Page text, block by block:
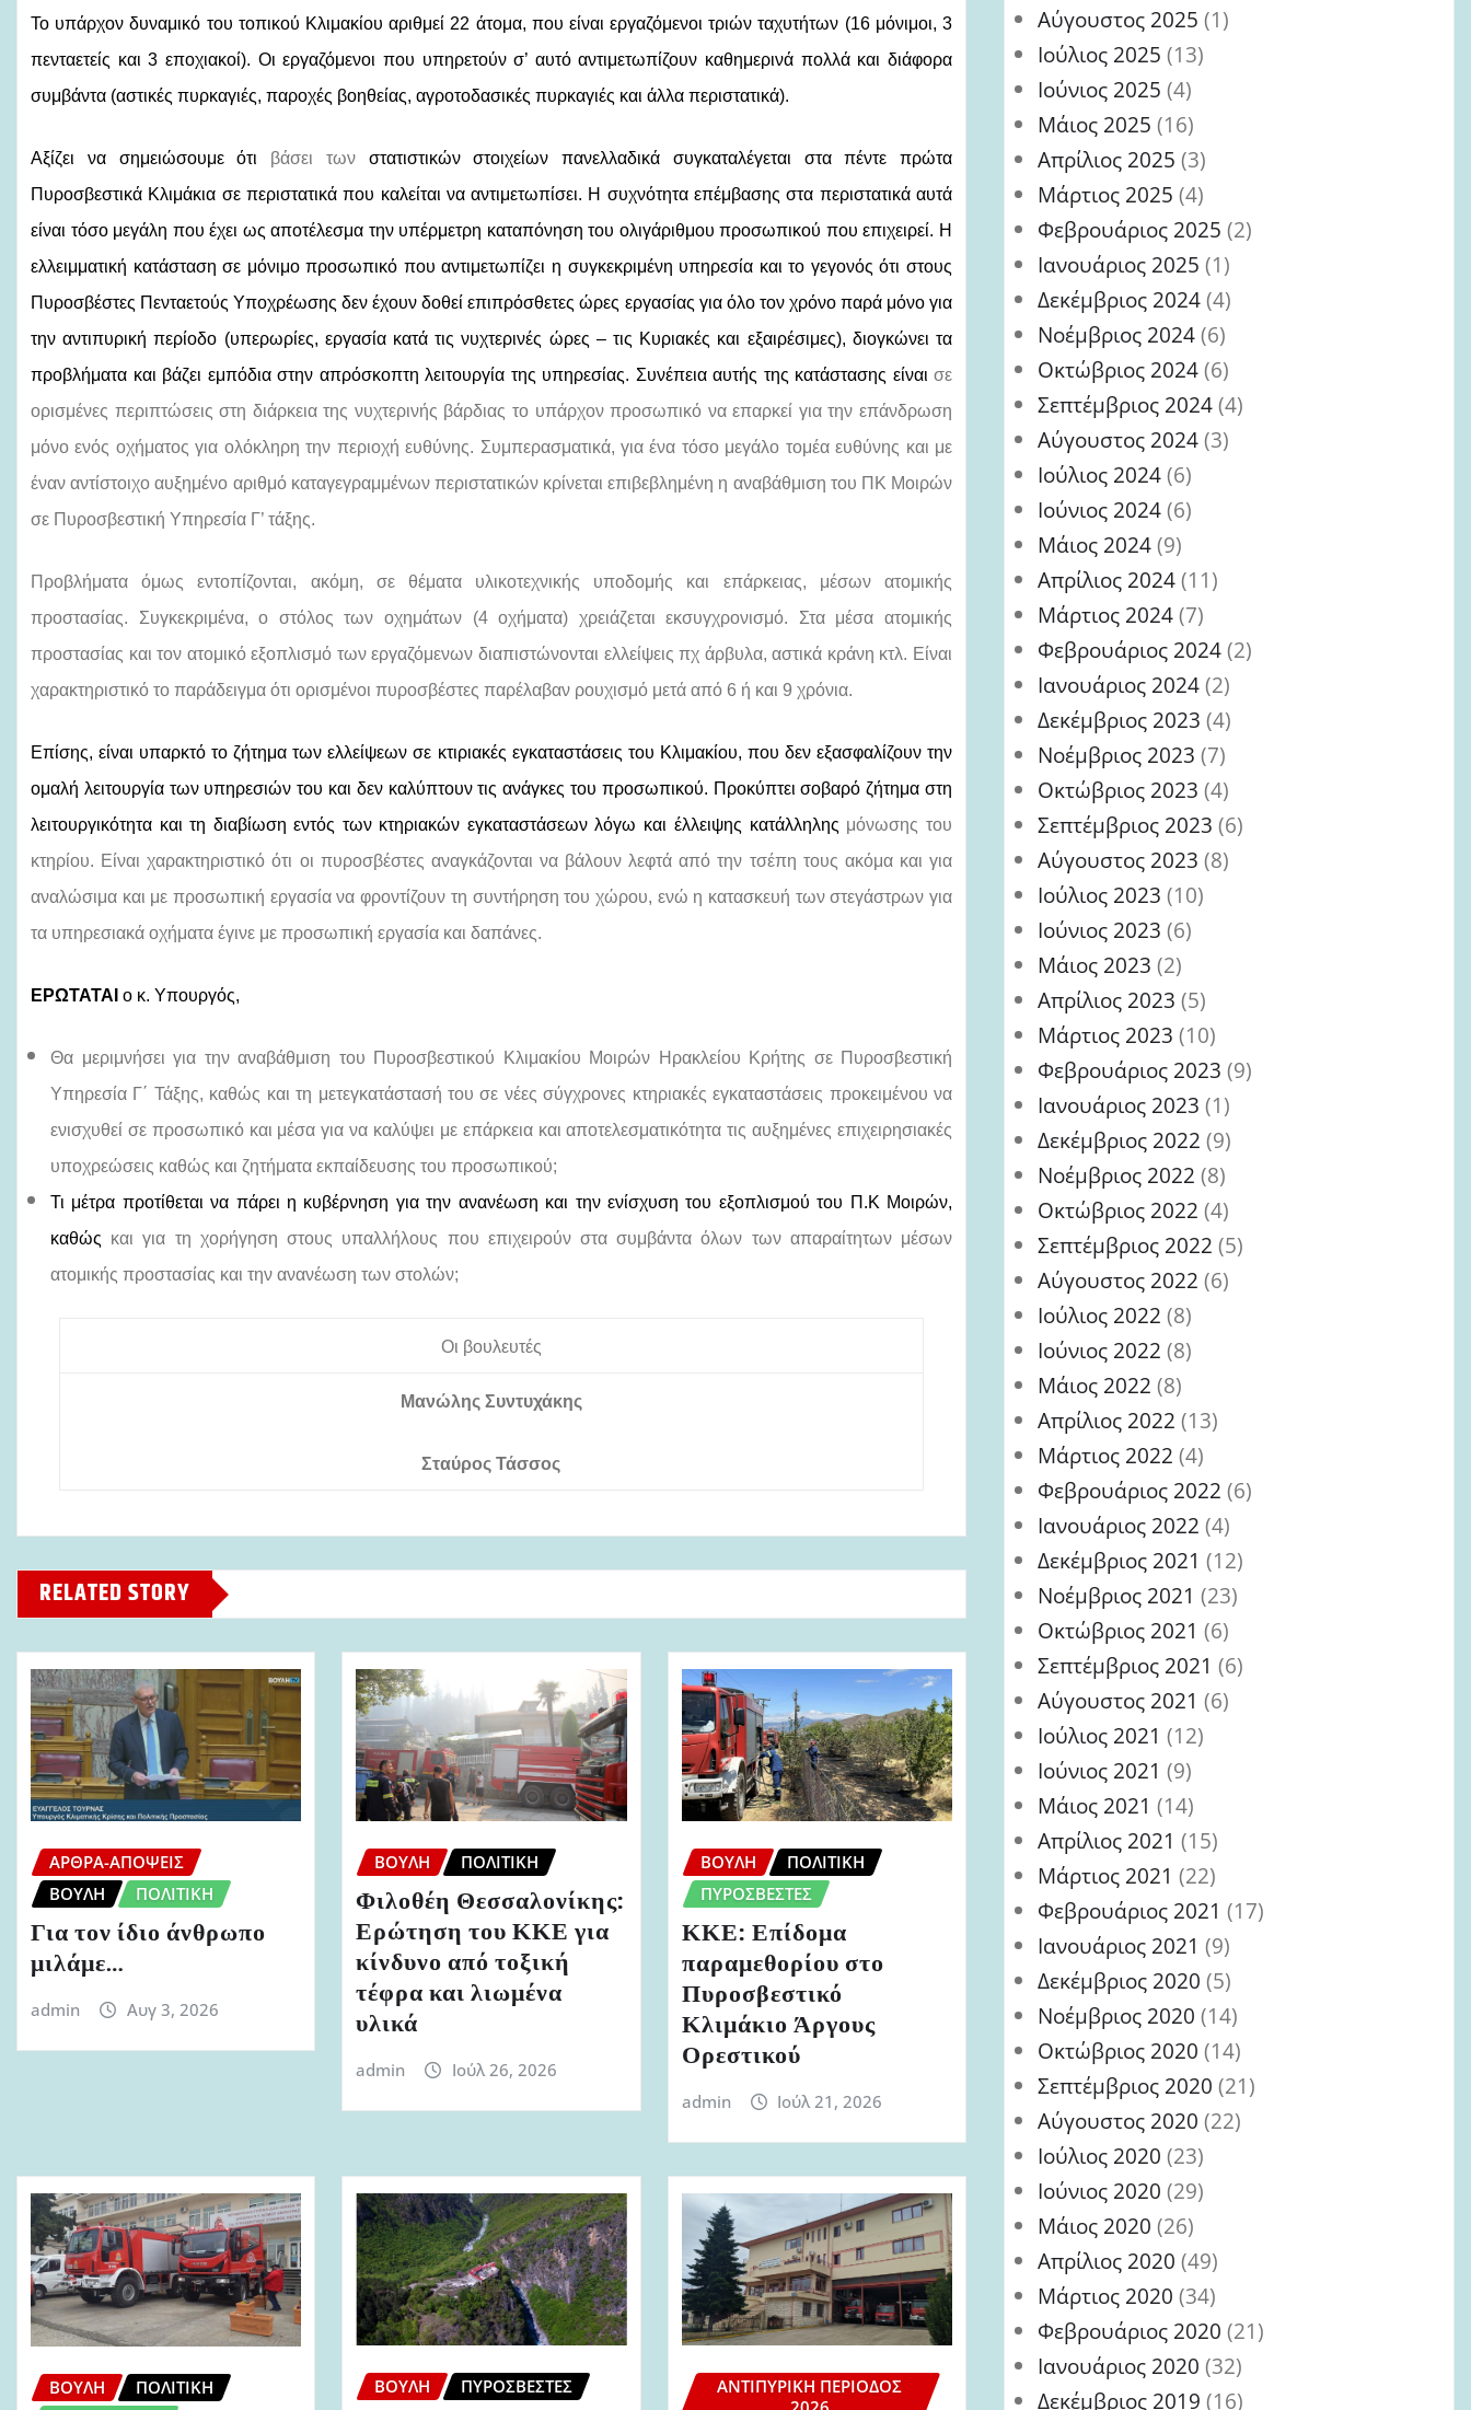
Το υπάρχον δυναμικό του τοπικού Κλιμακίου αριθμεί 22 άτομα, που είναι εργαζόμενοι τριών ταχυτήτων (16 μόνιμοι, 3
πενταετείς και 3 εποχιακοί). Οι εργαζόμενοι που υπηρετούν σ’ αυτό αντιμετωπίζουν καθημερινά πολλά και διάφορα
συμβάντα (αστικές πυρκαγιές, παροχές βοηθείας, αγροτοδασικές πυρκαγιές και άλλα περιστατικά).
Αξίζει να σημειώσουμε ότι βάσει τωνστατιστικών στοιχείων πανελλαδικά συγκαταλέγεται στα πέντε πρώτα
Πυροσβεστικά Κλιμάκια σε περιστατικά που καλείται να αντιμετωπίσει. Η συχνότητα επέμβασης στα περιστατικά αυτά
είναι τόσο μεγάλη που έχει ως αποτέλεσμα την υπέρμετρη καταπόνηση του ολιγάριθμου προσωπικού που επιχειρεί. Η
ελλειμματική κατάσταση σε μόνιμο προσωπικό που αντιμετωπίζει η συγκεκριμένη υπηρεσία και το γεγονός ότι στους
Πυροσβέστες Πενταετούς Υποχρέωσης δεν έχουν δοθεί επιπρόσθετες ώρες εργασίας για όλο τον χρόνο παρά μόνο για
την αντιπυρική περίοδο (υπερωρίες, εργασία κατά τις νυχτερινές ώρες – τις Κυριακές και εξαιρέσιμες), διογκώνει τα
προβλήματα και βάζει εμπόδια στην απρόσκοπτη λειτουργία της υπηρεσίας. Συνέπεια αυτής της κατάστασης είναι σε
ορισμένες περιπτώσεις στη διάρκεια της νυχτερινής βάρδιας το υπάρχον προσωπικό να επαρκεί για την επάνδρωση
μόνο ενός οχήματος για ολόκληρη την περιοχή ευθύνης. Συμπερασματικά, για ένα τόσο μεγάλο τομέα ευθύνης και με
έναν αντίστοιχο αυξημένο αριθμό καταγεγραμμένων περιστατικών κρίνεται επιβεβλημένη η αναβάθμιση του ΠΚ Μοιρών
σε Πυροσβεστική Υπηρεσία Γ’ τάξης.
Προβλήματα όμως εντοπίζονται, ακόμη, σε θέματα υλικοτεχνικής υποδομής και επάρκειας, μέσων ατομικής
προστασίας. Συγκεκριμένα, ο στόλος των οχημάτων (4 οχήματα) χρειάζεται εκσυγχρονισμό. Στα μέσα ατομικής
προστασίας και τον ατομικό εξοπλισμό των εργαζόμενων διαπιστώνονται ελλείψεις πχ άρβυλα, αστικά κράνη κτλ. Είναι
χαρακτηριστικό το παράδειγμα ότι ορισμένοι πυροσβέστες παρέλαβαν ρουχισμό μετά από 6 ή και 9 χρόνια.
Επίσης, είναι υπαρκτό το ζήτημα των ελλείψεων σε κτιριακές εγκαταστάσεις του Κλιμακίου, που δεν εξασφαλίζουν την
ομαλή λειτουργία των υπηρεσιών του και δεν καλύπτουν τις ανάγκες του προσωπικού. Προκύπτει σοβαρό ζήτημα στη
λειτουργικότητα και τη διαβίωση εντός των κτηριακών εγκαταστάσεων λόγω και έλλειψης κατάλληλης μόνωσης του
κτηρίου. Είναι χαρακτηριστικό ότι οι πυροσβέστες αναγκάζονται να βάλουν λεφτά από την τσέπη τους ακόμα και για
αναλώσιμα και με προσωπική εργασία να φροντίζουν τη συντήρηση του χώρου, ενώ η κατασκευή των στεγάστρων για
τα υπηρεσιακά οχήματα έγινε με προσωπική εργασία και δαπάνες.
ΕΡΩΤΑΤΑΙ ο κ. Υπουργός,
Θα μεριμνήσει για την αναβάθμιση του Πυροσβεστικού Κλιμακίου Μοιρών Ηρακλείου Κρήτης σε Πυροσβεστική
Υπηρεσία Γ΄ Τάξης, καθώς και τη μετεγκατάστασή του σε νέες σύγχρονες κτηριακές εγκαταστάσεις προκειμένου να
ενισχυθεί σε προσωπικό και μέσα για να καλύψει με επάρκεια και αποτελεσματικότητα τις αυξημένες επιχειρησιακές
υποχρεώσεις καθώς και ζητήματα εκπαίδευσης του προσωπικού;
Τι μέτρα προτίθεται να πάρει η κυβέρνηση για την ανανέωση και την ενίσχυση του εξοπλισμού του Π.Κ Μοιρών,
καθώς και για τη χορήγηση στους υπαλλήλους που επιχειρούν στα συμβάντα όλων των απαραίτητων μέσων
ατομικής προστασίας και την ανανέωση των στολών;
Οι βουλευτές
Μανώλης Συντυχάκης
Σταύρος Τάσσος
RELATED STORY
ΆΡΘΡΑ-ΑΠΌΨΕΙΣ
ΒΟΥΛΉ
ΠΟΛΙΤΙΚΉ
Για τον ίδιο άνθρωπο
μιλάμε…
admin Αυγ 3, 2026
ΒΟΥΛΉ ΠΟΛΙΤΙΚΉ
Φιλοθέη Θεσσαλονίκης:
Ερώτηση του ΚΚΕ για
κίνδυνο από τοξική
τέφρα και λιωμένα
υλικά
admin Ιούλ 26, 2026
ΒΟΥΛΉ
ΠΟΛΙΤΙΚΉ
ΠΥΡΟΣΒΈΣΤΕΣ
ΚΚΕ: Επίδομα
παραμεθορίου στο
Πυροσβεστικό
Κλιμάκιο Άργους
Ορεστικού
admin Ιούλ 21, 2026
ΒΟΥΛΉ
ΠΟΛΙΤΙΚΉ
ΒΟΥΛΉ ΠΥΡΟΣΒΈΣΤΕΣ
ΑΝΤΙΠΥΡΙΚΉ ΠΕΡΊΟΔΟΣ
Αύγουστος 2025 (1)
Ιούλιος 2025 (13)
Ιούνιος 2025 (4)
Μάιος 2025 (16)
Απρίλιος 2025 (3)
Μάρτιος 2025 (4)
Φεβρουάριος 2025 (2)
Ιανουάριος 2025 (1)
Δεκέμβριος 2024(4)
Νοέμβριος 2024(6)
Οκτώβριος 2024(6)
Σεπτέμβριος 2024(4)
Αύγουστος 2024(3)
Ιούλιος 2024(6)
Ιούνιος 2024(6)
Μάιος 2024(9)
Απρίλιος 2024(11)
Μάρτιος 2024(7)
Φεβρουάριος 2024(2)
Ιανουάριος 2024(2)
Δεκέμβριος 2023 (4)
Νοέμβριος 2023 (7)
Οκτώβριος 2023 (4)
Σεπτέμβριος 2023 (6)
Αύγουστος 2023 (8)
Ιούλιος 2023 (10)
Ιούνιος 2023 (6)
Μάιος 2023 (2)
Απρίλιος 2023 (5)
Μάρτιος 2023 (10)
Φεβρουάριος 2023 (9)
Ιανουάριος 2023 (1)
Δεκέμβριος 2022 (9)
Νοέμβριος 2022 (8)
Οκτώβριος 2022 (4)
Σεπτέμβριος 2022 (5)
Αύγουστος 2022 (6)
Ιούλιος 2022 (8)
Ιούνιος 2022 (8)
Μάιος 2022 (8)
Απρίλιος 2022 (13)
Μάρτιος 2022 (4)
Φεβρουάριος 2022 (6)
Ιανουάριος 2022 (4)
Δεκέμβριος 2021 (12)
Νοέμβριος 2021 (23)
Οκτώβριος 2021 (6)
Σεπτέμβριος 2021 (6)
Αύγουστος 2021 (6)
Ιούλιος 2021 (12)
Ιούνιος 2021 (9)
Μάιος 2021 (14)
Απρίλιος 2021 (15)
Μάρτιος 2021 (22)
Φεβρουάριος 2021 (17)
Ιανουάριος 2021 (9)
Δεκέμβριος 2020 (5)
Νοέμβριος 2020 (14)
Οκτώβριος 2020 (14)
Σεπτέμβριος 2020 (21)
Αύγουστος 2020 (22)
Ιούλιος 2020 (23)
Ιούνιος 2020 (29)
Μάιος 2020 (26)
Απρίλιος 2020 (49)
Μάρτιος 2020 (34)
Φεβρουάριος 2020 (21)
Ιανουάριος 2020 (32)
Δεκέμβριος 2019 (16)